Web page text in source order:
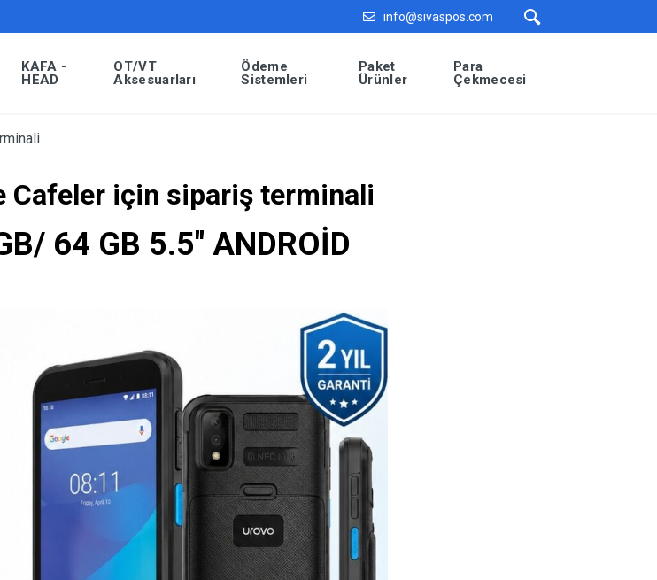
info@sivaspos.com
KAFA -
HEAD
OT/VT
Aksesuarları
Ödeme
Sistemleri
Paket
Ürünler
Para
Çekmecesi
Cafeler için sipariş terminali
64 GB 5.5″ ANDROİD